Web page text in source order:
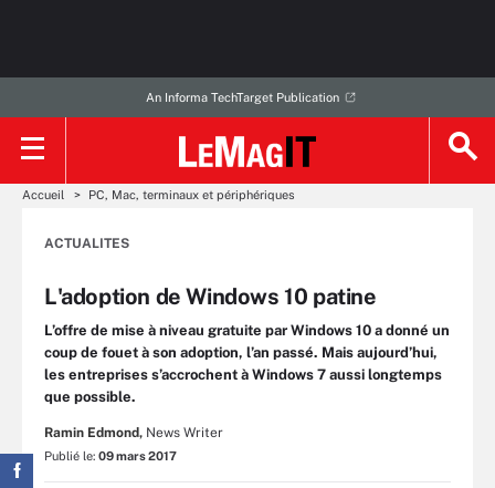
An Informa TechTarget Publication
Accueil PC, Mac, terminaux et périphériques
ACTUALITES
L'adoption de Windows 10 patine
L’offre de mise à niveau gratuite par Windows 10 a donné un
coup de fouet à son adoption, l’an passé. Mais aujourd’hui,
les entreprises s’accrochent à Windows 7 aussi longtemps
que possible.
Ramin Edmond, News Writer
Publié le: 09 mars 2017